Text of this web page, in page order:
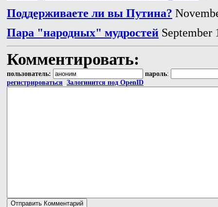
Поддерживаете ли вы Путина?
Пара "народных" мудростей September
Комментировать:
пользователь: пароль:
регистрироваться Залогинится под OpenID